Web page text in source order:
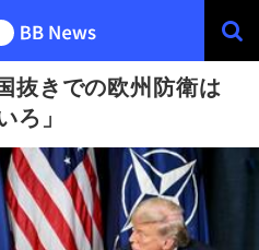
抜きでの欧州防衛は
ろ」